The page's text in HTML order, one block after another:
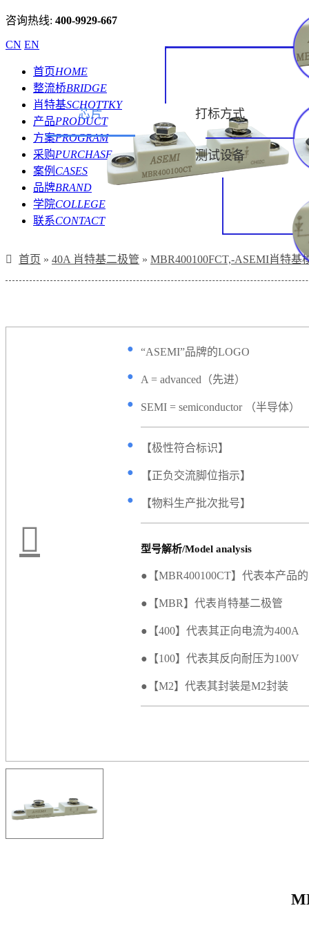
咨询热线: 400-9929-667
CN EN
首页HOME
整流桥BRIDGE
肖特基SCHOTTKY
产品PRODUCT
方案PROGRAM
采购PURCHASE
案例 CASES
品牌BRAND
学院COLLEGE
联系CONTACT
首页 » 40A 肖特基二极管 » MBR400100FCT,-ASEMI肖特基
● “ASEMI”品牌的LOGO
● A = advanced（先进）
● SEMI = semiconductor （半导体）
● 【极性符合标识】
● 【正负交流脚位指示】
● 【物料生产批次批号】
型号解析/Model analysis
●【MBR400100CT】代表本产品
●【MBR】代表肖特基二极管
●【400】代表其正向电流为400A
●【100】代表其反向耐压为100V
●【M2】代表其封装是M2封装
芯片 打标方式
测试设备